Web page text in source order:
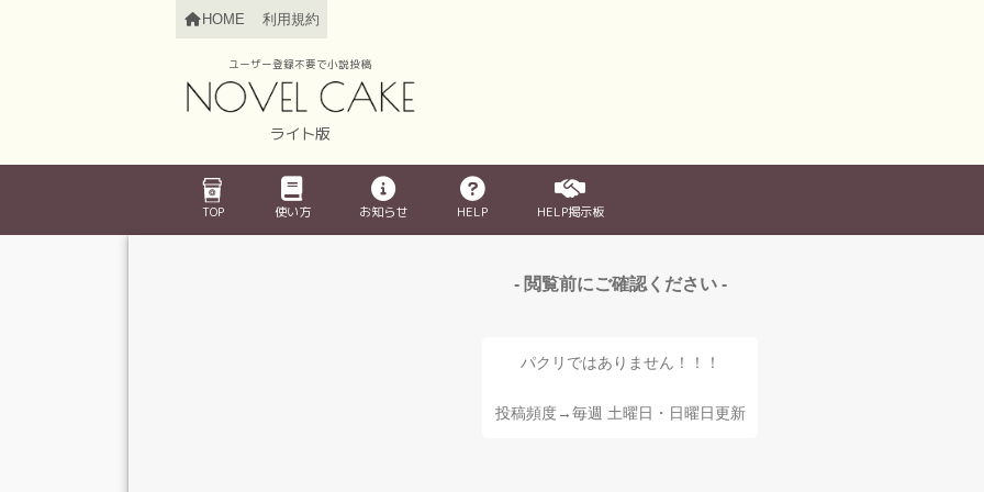
HOME 利用規約
ユーザー登録不要で小説投稿
ライト版
TOP 使い方 お知らせ HELP HELP掲示板
- 閲覧前にご確認ください -
パクリではありません！！！
投稿頻度→毎週 土曜日・日曜日更新